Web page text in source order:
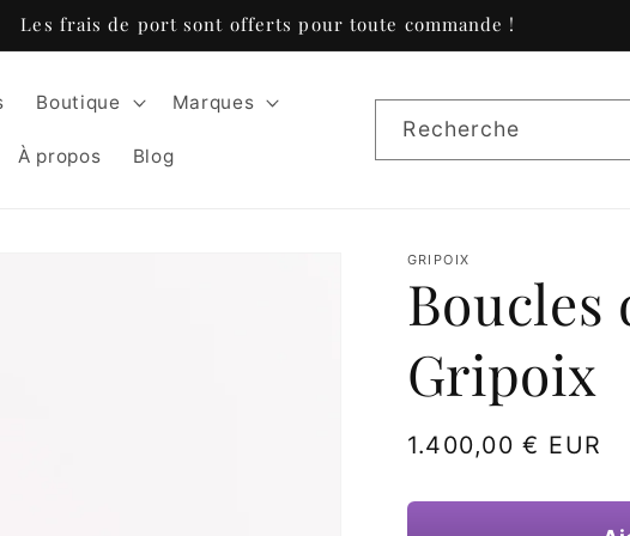
Les frais de port sont offerts pour toute commande !
Boutique Marques
À propos Blog
Recherche
GRIPOIX
Boucles
Gripoix
Prix
1.400,00 € EUR